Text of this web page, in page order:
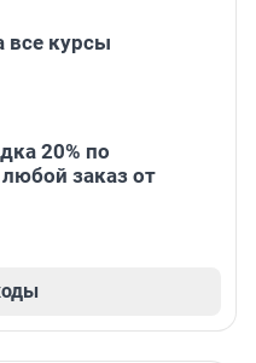
все курсы
20% по
заказ от